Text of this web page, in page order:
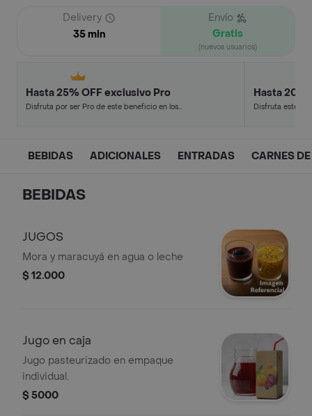
Delivery
35 min
Envío
Gratis
(nuevos usuarios)
Hasta 25% OFF exclusivo Pro
Disfruta por ser Pro de este beneficio en los
Hasta 20%
Disfruta este
BEBIDAS ADICIONALES ENTRADAS CARNES
BEBIDAS
JUGOS
Mora y maracuyá en agua o leche
$ 12.000
Jugo en caja
Jugo pasteurizado en empaque
individual.
$ 5000